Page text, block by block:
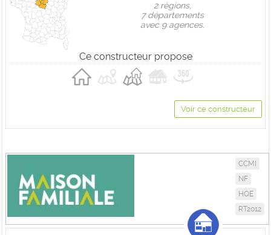
2 règions,
7 départements
avec 9 agences.
Ce constructeur propose
Voir ce constructeur
CCMI
NF
HQE
RT2012